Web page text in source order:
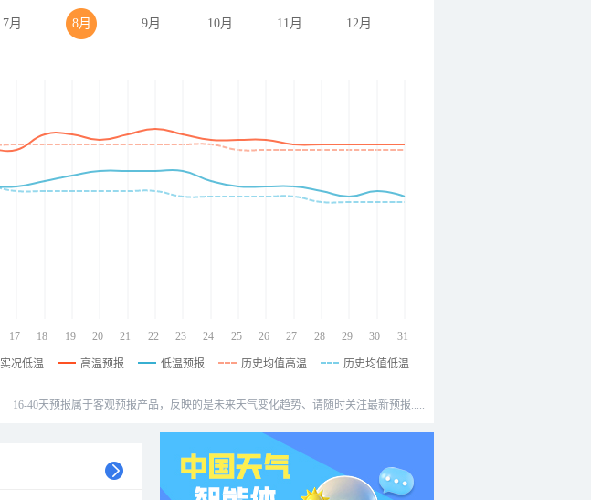
7月 8月 9月 10月 11月 12月
17 18 19 20 21 22 23 24 25 26 27 28 29 30 31
实况低温 高温预报 低温预报 历史均值高温 历史均值低温
16-40天预报属于客观预报产品，反映的是未来天气变化趋势、请随时关注最新预报.....